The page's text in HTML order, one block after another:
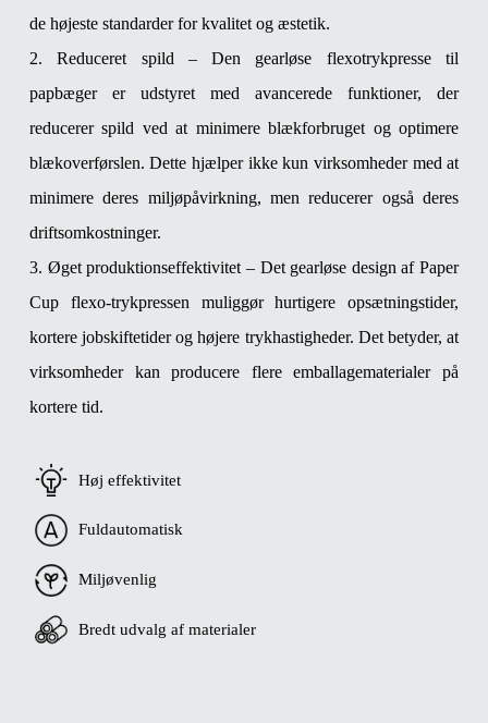
de højeste standarder for kvalitet og æstetik.
2. Reduceret spild – Den gearløse flexotrykpresse til
papbæger er udstyret med avancerede funktioner, der
reducerer spild ved at minimere blækforbruget og optimere
blækoverførslen. Dette hjælper ikke kun virksomheder med at
minimere deres miljøpåvirkning, men reducerer også deres
driftsomkostninger.
3. Øget produktionseffektivitet – Det gearløse design af Paper
Cup flexo-trykpressen muliggør hurtigere opsætningstider,
kortere jobskiftetider og højere trykhastigheder. Det betyder, at
virksomheder kan producere flere emballagematerialer på
kortere tid.
Høj effektivitet
Fuldautomatisk
Miljøvenlig
Bredt udvalg af materialer